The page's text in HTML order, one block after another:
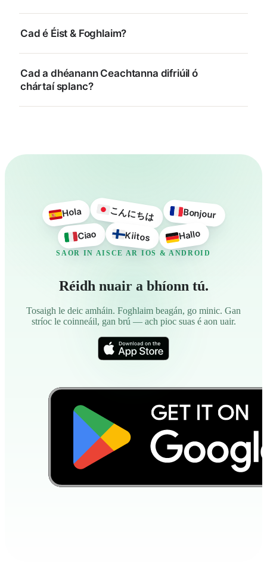
Cad é Éist & Foghlaim?
Cad a dhéanann Ceachtanna difriúil ó
chártaí splanc?
Hola こんにちは Bonjour
Ciao Kiitos Hallo
SAOR IN AISCE AR IOS & ANDROID
Réidh nuair a bhíonn tú.
Tosaigh le deic amháin. Foghlaim beagán, go minic. Gan
stríoc le coinneáil, gan brú — ach pioc suas é aon uair.